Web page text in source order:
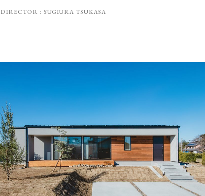
DIRECTOR : SUGIURA TSUKASA